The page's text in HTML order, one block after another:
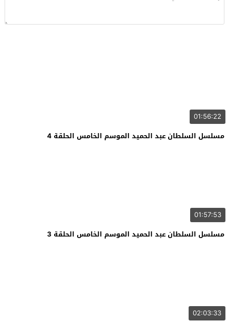
01:56:22
مسلسل السلطان عبد الحميد الموسم الخامس الحلقة 4
01:57:53
مسلسل السلطان عبد الحميد الموسم الخامس الحلقة 3
02:03:33